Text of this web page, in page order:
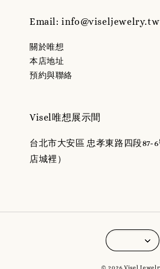
Email: info@viseljewelry.tw
關於唯想
本店地址
預約與聯絡
Visel唯想展示間
台北市大安區 忠孝東路四段87-
店城裡）
© 2026 Visel